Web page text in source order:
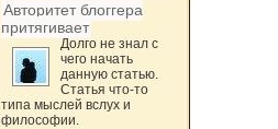
Авторитет блоггера
притягивает
Долго не знал с
чего начать
данную статью.
Статья что-то
типа мыслей вслух и
философии.